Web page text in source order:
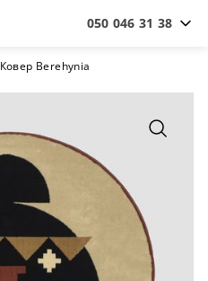
050 046 31 38
Ковер Berehynia